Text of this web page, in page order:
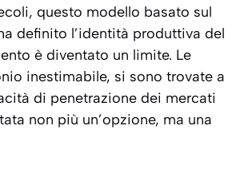
questo modello basato sul
definito l’identità produttiva del
è diventato un limite. Le
inestimabile, si sono trovate a
di penetrazione dei mercati
non più un’opzione, ma una